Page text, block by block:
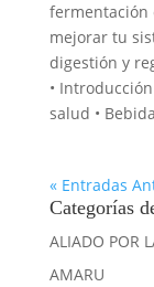
fermentación
mejorar tu
digestión y
•
salud •
« Entradas
Categorías
ALIADO POR
AMARU